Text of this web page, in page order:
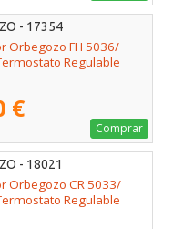
- 17354
Orbegozo FH 5036/
Regulable
€
Comprar
- 18021
Orbegozo CR 5033/
Regulable